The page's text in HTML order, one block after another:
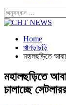
Home
খাগড়াছড়ি
মহালছড়িতে
মহালছড়িতে
চালাচ্ছে